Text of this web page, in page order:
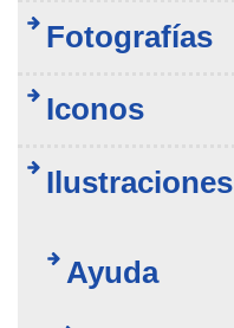
Fotografías
Iconos
Ilustraciones
Ayuda